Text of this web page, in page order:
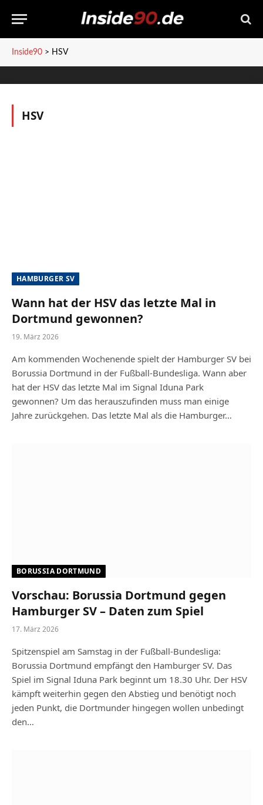
Inside90 > HSV
HSV
HAMBURGER SV
Wann hat der HSV das letzte Mal in
Dortmund gewonnen?
19. März 2026
Am kommenden Wochenende spielt der Hamburger SV bei
Borussia Dortmund in der Fußball-Bundesliga. Wann aber
hat der HSV das letzte Mal im Signal Iduna Park
gewonnen? Um das herauszufinden muss man einige
Jahre zurückgehen. Das letzte Mal als die Hamburger…
BORUSSIA DORTMUND
Vorschau: Borussia Dortmund gegen
Hamburger SV – Daten zum Spiel
17. März 2026
Spitzenspiel am Samstag in der Fußball-Bundesliga:
Borussia Dortmund empfängt den Hamburger SV. Das
Spiel im Signal Iduna Park beginnt um 18.30 Uhr. Der HSV
kämpft weiterhin gegen den Abstieg und benötigt noch
jeden Punkt, die Dortmunder hingegen wollen unbedingt
den…